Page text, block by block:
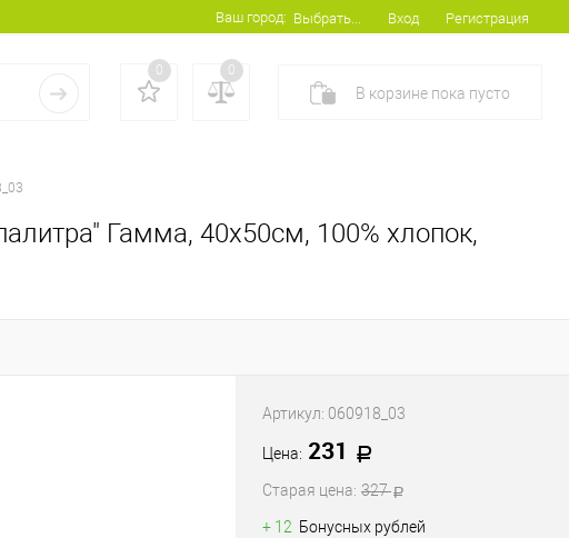
Ваш город: Выбрать... Вход Регистрация
0 0
В корзине пока пусто
Гамма, 40х50см, 100% хлопок,
Артикул: 060918_03
Цена: 231
Старая цена: 327
+ 12 Бонусных рублей